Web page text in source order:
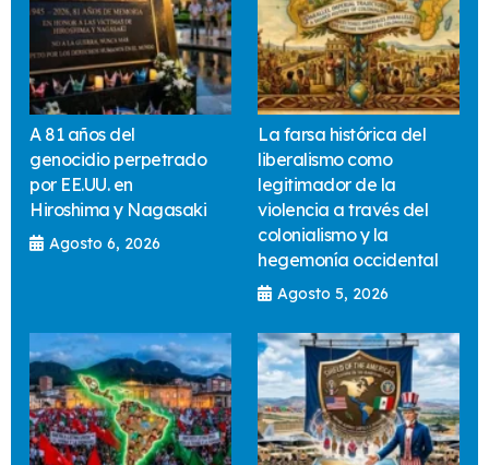
A 81 años del
genocidio perpetrado
por EE.UU. en
Hiroshima y Nagasaki
Agosto 6, 2026
La farsa histórica del
liberalismo como
legitimador de la
violencia a través del
colonialismo y la
hegemonía occidental
Agosto 5, 2026